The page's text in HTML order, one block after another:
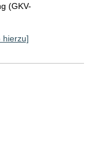
(GKV-
hierzu]